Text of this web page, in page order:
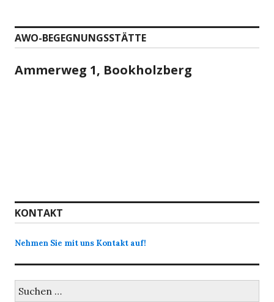
AWO-BEGEGNUNGSSTÄTTE
Ammerweg 1, Bookholzberg
KONTAKT
Nehmen Sie mit uns Kontakt auf!
Suchen
nach: